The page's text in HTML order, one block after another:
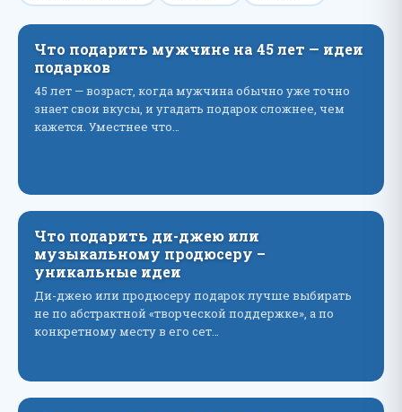
Что подарить мужчине на 45 лет — идеи
подарков
45 лет — возраст, когда мужчина обычно уже точно
знает свои вкусы, и угадать подарок сложнее, чем
кажется. Уместнее что…
Что подарить ди-джею или
музыкальному продюсеру –
уникальные идеи
Ди-джею или продюсеру подарок лучше выбирать
не по абстрактной «творческой поддержке», а по
конкретному месту в его сет…